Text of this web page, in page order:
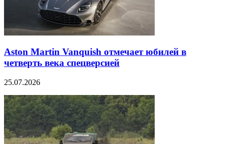
Aston Martin Vanquish отмечает юбилей в
четверть века спецверсией
25.07.2026